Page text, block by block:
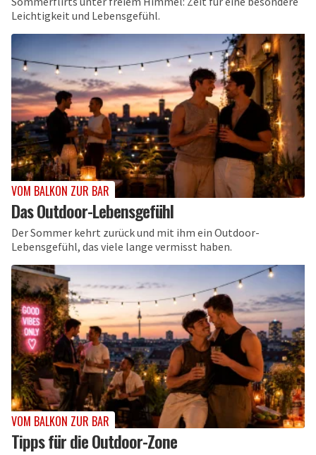
Leichtigkeit und Lebensgefühl.
VOM BALKON ZUR BAR
Das Outdoor-Lebensgefühl
Der Sommer kehrt zurück und mit ihm ein Outdoor-
Lebensgefühl, das viele lange vermisst haben.
VOM BALKON ZUR BAR
Tipps für die Outdoor-Zone